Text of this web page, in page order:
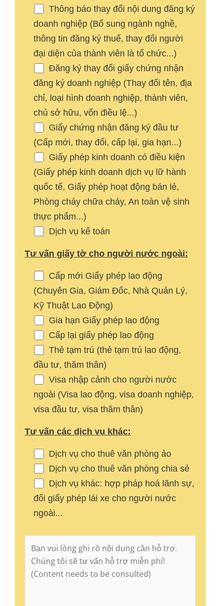
Thông báo thay đổi nội dung đăng ký
doanh nghiệp (Bổ sung ngành nghề,
thông tin đăng ký thuế, thay đổi người
đại diện của thành viên là tổ chức...)
Đăng ký thay đổi giấy chứng nhận
đăng ký doanh nghiệp (Thay đổi tên, địa
chỉ, loại hình doanh nghiệp, thành viên,
chủ sở hữu, vốn điều lệ...)
Giấy chứng nhận đăng ký đầu tư
(Cấp mới, thay đổi, cấp lại, gia hạn...)
Giấy phép kinh doanh có điều kiện
(Giấy phép kinh doanh dịch vụ lữ hành
quốc tế, Giấy phép hoạt động bán lẻ,
Phòng cháy chữa cháy, An toàn vệ sinh
thực phẩm...)
Dịch vụ kế toán
Tư vấn giấy tờ cho người nước ngoài:
Cấp mới Giấy phép lao động
(Chuyên Gia, Giám Đốc, Nhà Quản Lý,
Kỹ Thuật Lao Động)
Gia hạn Giấy phép lao động
Cấp lại giấy phép lao động
Thẻ tạm trú (thẻ tạm trú lao động,
đầu tư, thăm thân)
Visa nhập cảnh cho người nước
ngoài (Visa lao động, visa doanh nghiệp,
visa đầu tư, visa thăm thân)
Tư vấn các dịch vụ khác:
Dịch vụ cho thuê văn phòng ảo
Dịch vụ cho thuê văn phòng chia sẻ
Dịch vụ khác: hợp pháp hoá lãnh sự,
đổi giấy phép lái xe cho người nước
ngoài...